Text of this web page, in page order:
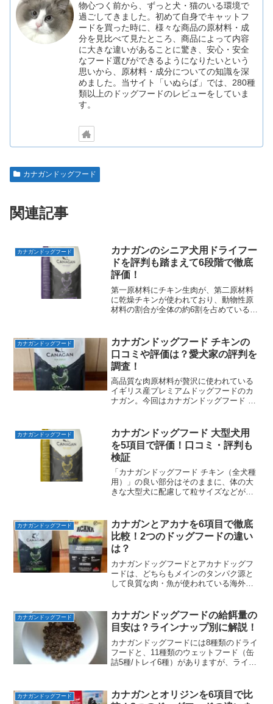
物心つく前から、ずっと犬・猫のいる環境で
過ごしてきました。初めて自身でキャットフ
ードを買った時に、様々な商品の原材料・成
分を見比べて見たところ、商品によって内容
に大きな違いがあることに驚き、安心・安全
なフード選びができるようになりたいという
思いから、原材料・成分についての知識を深
めました。当サイト「いぬらば」では、280種
類以上のドッグフードのレビューをしていま
す。
カナガンドッグフード
関連記事
カナガンドッグフード
カナガンのシニア犬用ドライフー
ドを評判も踏まえて6段階で徹底
評価！
第一原材料にチキン生肉が、第二原材料
に乾燥チキンが使われており、動物性原
材料の割合が全体の約6割を占めているカ
回はそんなカナガンのシニア犬用ドライ
フードの口コミ・評判を調査し、悪いレ
ビューと良いレビューに分けて整理して
みました！
カナガンドッグフード
カナガンドッグフード チキンの
口コミや評価は？愛犬家の評判を
調査！
高品質な肉原材料が贅沢に使われている
イギリス産プレミアムドッグフードのカ
ナガン。今回はカナガンドッグフード チ
ました！また、原材料と成分をもとに総
合的な評価もしているので、ぜひあなた
の愛犬のドッグフード選びの参考にして
みてください。
カナガンドッグフード
カナガンドッグフード 大型犬用
を5項目で評価！口コミ・評判も
検証
「カナガンドッグフード チキン（全犬種
用）」の良い部分はそのままに、体の大
きな大型犬に配慮して粒サイズなどが調
フード 大型犬用の口コミ・評判を調査
し、悪いレビューと良いレビューに分け
て整理してみました！
カナガンドッグフード
カナガンとアカナを6項目で徹底
比較！2つのドッグフードの違い
は？
カナガンドッグフードとアカナドッグフ
ードは、どちらもメインのタンパク源と
して良質な肉・魚が使われている海外産
れていないなどの共通点があります。こ
の記事では、2つのドッグフードの違いを
できるだけ分かりやすくまとめていま
す。
カナガンドッグフード
カナガンドッグフードの給餌量の
目安は？ラインナップ別に解説！
カナガンドッグフードには8種類のドライ
フードと、11種類のウェットフード（缶
詰5種/トレイ6種）がありますが、ライン
ナガンドッグフードのラインナップ別の
内容量やグラムあたりの値段、1日あたり
カナガンドッグフード
カナガンとオリジンを6項目で比